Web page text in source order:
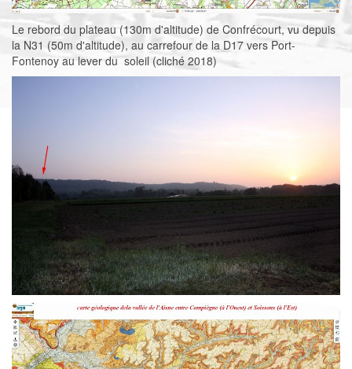
Le rebord du plateau (130m d'altitude) de Confrécourt, vu depuis
la N31 (50m d'altitude), au carrefour de la D17 vers Port-
Fontenoy au lever du soleil (cliché 2018)